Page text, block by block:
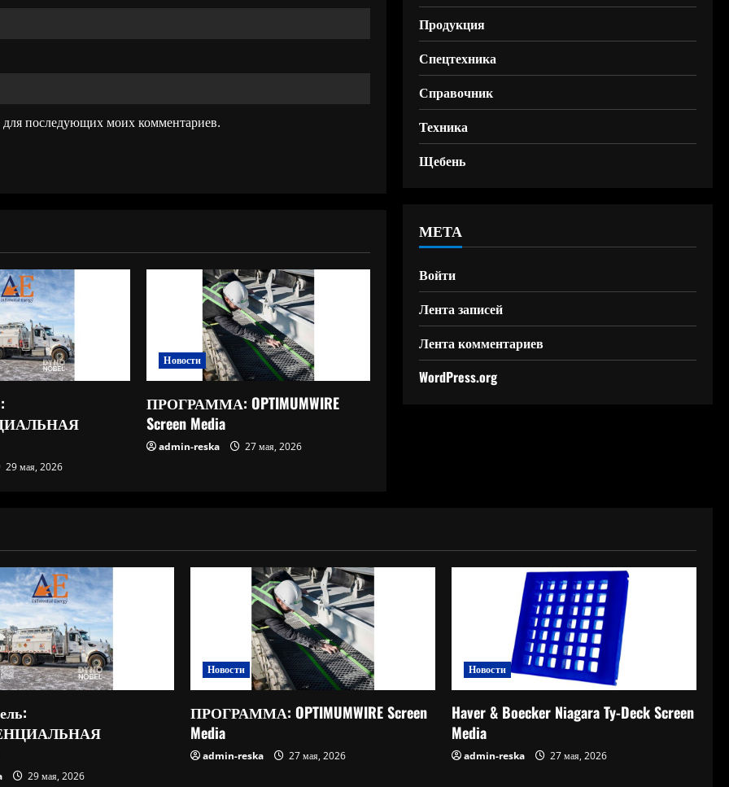
последующих моих комментариев.
29 мая, 2026
Новости
ПРОГРАММА: OPTIMUMWIRE
Screen Media
admin-reska 27 мая, 2026
Продукция
Спецтехника
Справочник
Техника
Щебень
МЕТА
Войти
Лента записей
Лента комментариев
WordPress.org
29 мая, 2026
Новости
ПРОГРАММА: OPTIMUMWIRE Screen
Media
admin-reska 27 мая, 2026
Новости
Haver & Boecker Niagara Ty-Deck Screen
Media
admin-reska 27 мая, 2026